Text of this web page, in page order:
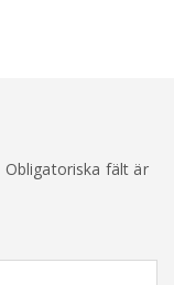
Obligatoriska fält är